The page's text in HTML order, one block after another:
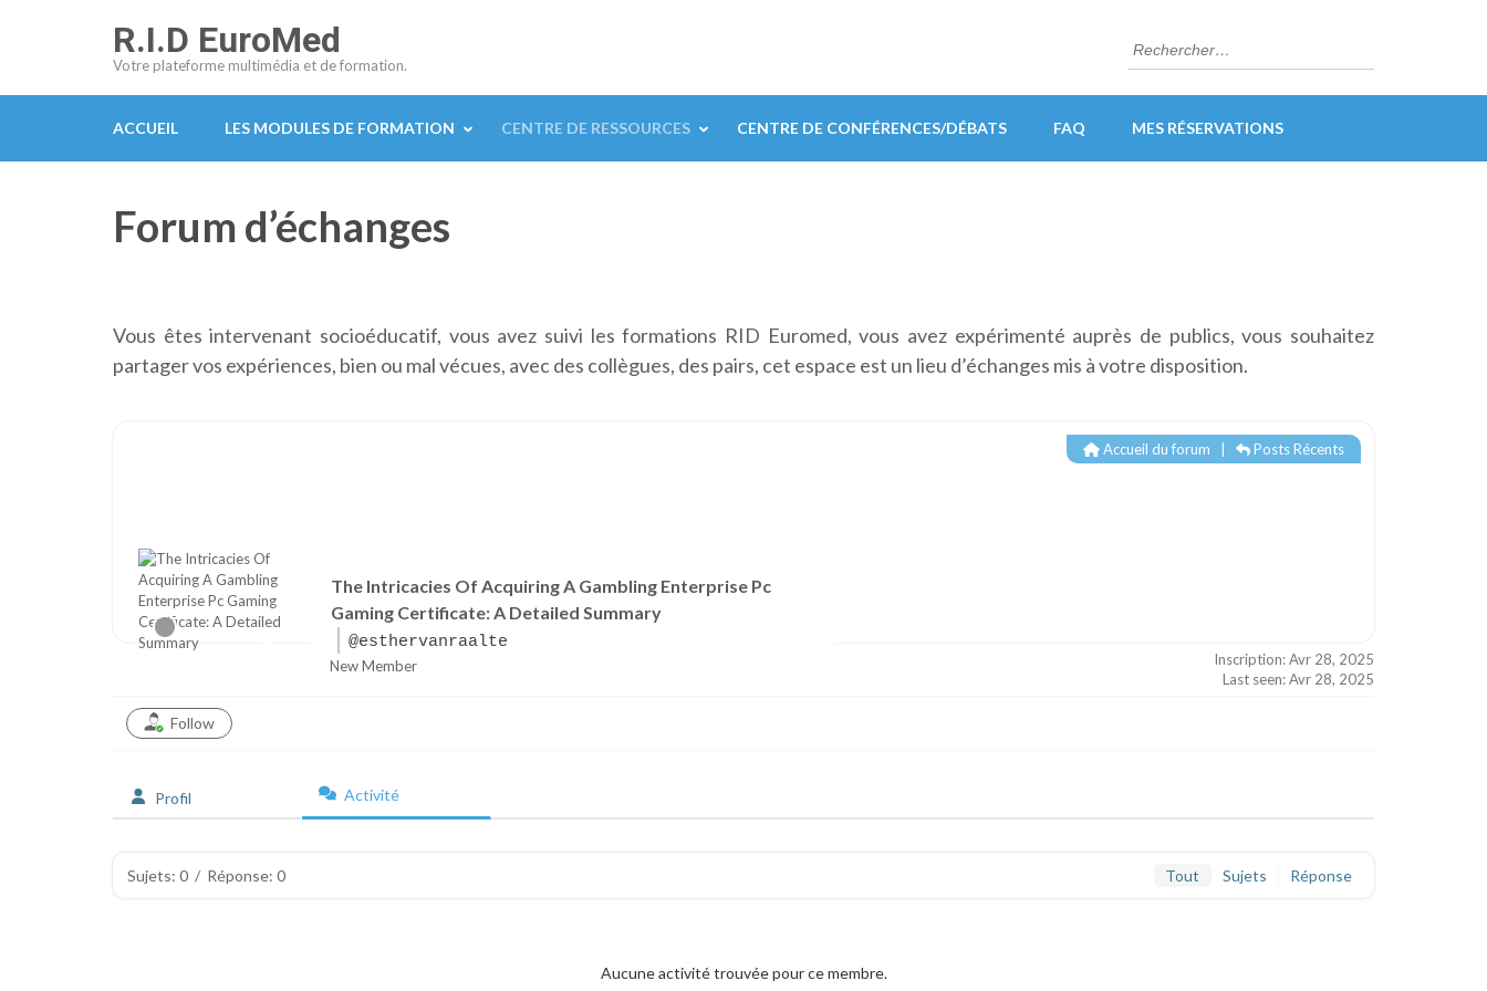
(Pressez
R.I.D EuroMed
Votre plateforme multimédia et de formation.
Rechercher :
ACCUEIL LES MODULES DE FORMATION CENTRE DE RESSOURCES CENTRE DE CONFÉRENCES/DÉBATS FAQ MES RÉSERVATIONS
Forum d’échanges
Vous êtes intervenant socioéducatif, vous avez suivi les formations RID Euromed, vous avez expérimenté auprès de publics, vous souhaitez
partager vos expériences, bien ou mal vécues, avec des collègues, des pairs, cet espace est un lieu d’échanges mis à votre disposition.
The Intricacies Of Acquiring A Gambling Enterprise Pc
Gaming Certificate: A Detailed Summary
@esthervanraalte
Accueil du forum Posts Récents
New Member
Inscription: Avr 28, 2025
Last seen: Avr 28, 2025
Follow
Profil Activité
Sujets: 0 / Réponse: 0 Tout Sujets Réponse
Aucune activité trouvée pour ce membre.